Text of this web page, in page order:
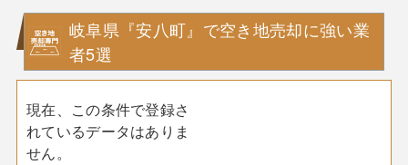
岐阜県『安八町』で空き地売却に強い業
者5選
現在、この条件で登録さ
れているデータはありま
せん。